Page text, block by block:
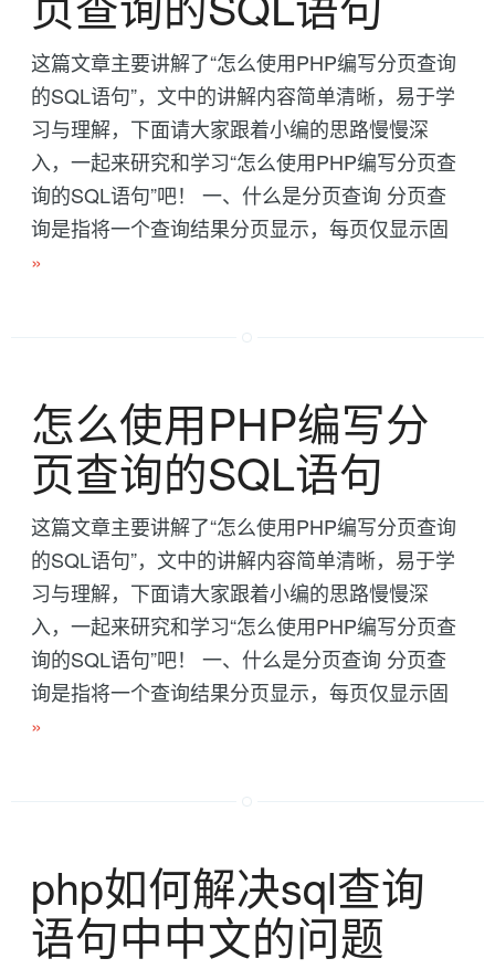
这篇文章主要讲解了“怎么使用PHP编写分页查询
的SQL语句”，文中的讲解内容简单清晰，易于学
习与理解，下面请大家跟着小编的思路慢慢深
入，一起来研究和学习“怎么使用PHP编写分页查
询的SQL语句”吧！ 一、什么是分页查询 分页查
询是指将一个查询结果分页显示，每页仅显示固
»
怎么使用PHP编写分
页查询的SQL语句
这篇文章主要讲解了“怎么使用PHP编写分页查询
的SQL语句”，文中的讲解内容简单清晰，易于学
习与理解，下面请大家跟着小编的思路慢慢深
入，一起来研究和学习“怎么使用PHP编写分页查
询的SQL语句”吧！ 一、什么是分页查询 分页查
询是指将一个查询结果分页显示，每页仅显示固
»
php如何解决sql查询
语句中中文的问题